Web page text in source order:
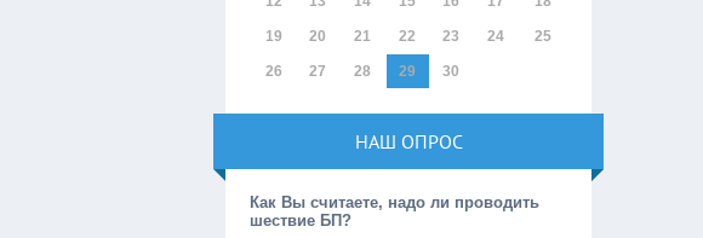
19 20 21 22 23 24 25
26 27 28 29 30
НАШ ОПРОС
Как Вы считаете, надо ли проводить
шествие БП?